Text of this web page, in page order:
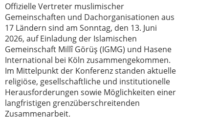
Offizielle Vertreter muslimischer
Gemeinschaften und Dachorganisationen aus
17 Ländern sind am Sonntag, den 13. Juni
2026, auf Einladung der Islamischen
Gemeinschaft Millî Görüş (IGMG) und Hasene
International bei Köln zusammengekommen.
Im Mittelpunkt der Konferenz standen aktuelle
religiöse, gesellschaftliche und institutionelle
Herausforderungen sowie Möglichkeiten einer
langfristigen grenzüberschreitenden
Zusammenarbeit.